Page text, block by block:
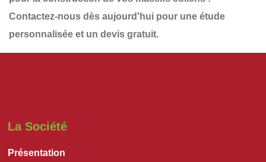
Contactez-nous dès aujourd'hui pour une étude
personnalisée et un devis gratuit.
La Société
Présentation